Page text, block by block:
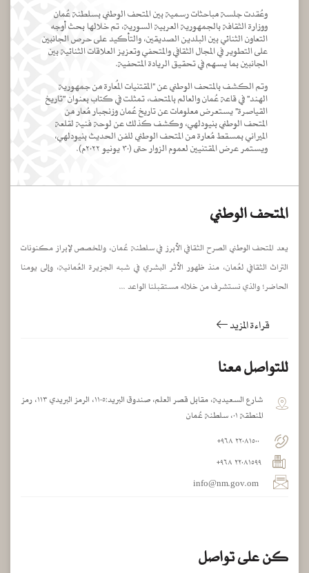
وعُقدت جلسة مباحثات رسمية بين المتحف الوطني بسلطنة عُمان
ووزارة الثقافة بالجمهورية العربية السورية، تم خلالها بحث أوجه
التعاون الثنائي بين البلدين الصديقين، والتأكيد على حرص الجانبين
على التطوير في المجال الثقافي والمتحفي وتعزيز العلاقات الثنائية بين
الجانبين بما يسهم في تحقيق الريادة المتحفية.
وتم الكشف بالمتحف الوطني عن "المقتنيات المُعارة من جمهورية
الهند" في قاعة عُمان والعالم بالمتحف، تمثلت في كتاب بعنوان "تاريخ
القياصرة" يستعرض معلومات عن تاريخ عُمان وزنجبار مُعار من
المتحف الوطني بنيودلهي، وكشف كذلك عن لوحة فنية لقلعة
الميراني بمسقط مُعارة من المتحف الوطني للفن الحديث بنيودلهي،
ويستمر عرض المقتنيين لعموم الزوار حتى (٣٠ يونيو ٢٠٢٢م).
المتحف الوطني
يعد المتحف الوطني الصرح الثقافي الأبرز في سلطنة عُمان، والمخصص لإبراز مكنونات
التراث الثقافي لعُمان، منذ ظهور الأثر البشري في شبه الجزيرة العُمانية، وإلى يومنا
الحاضر؛ والذي نستشرف من خلاله مستقبلنا الواعد ...
قراءة المزيد
للتواصل معنا
شارع السعيدية، مقابل قصر العلم، صندوق البريد:١١٠٥، الرمز البريدي ١١٣، رمز
المنطقة ٠١، سلطنة عُمان
كن على تواصل